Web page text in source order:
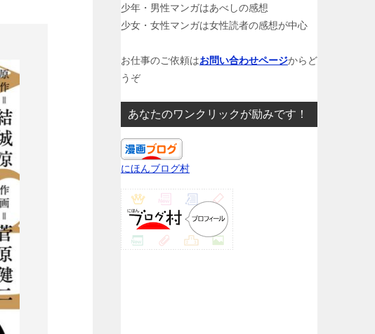
少年・男性マンガはあべしの感想
少女・女性マンガは女性読者の感想が中心
お仕事のご依頼はお問い合わせページからど
うぞ
あなたのワンクリックが励みです！
にほんブログ村